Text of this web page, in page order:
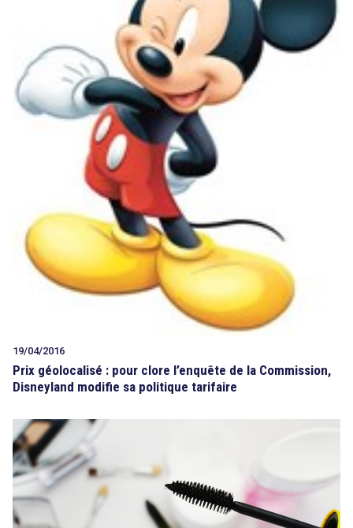
19/04/2016
Prix géolocalisé : pour clore l’enquête de la Commission,
Disneyland modifie sa politique tarifaire